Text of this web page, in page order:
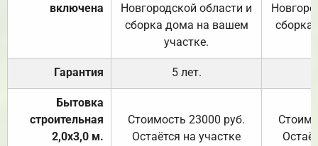
включена
Новгородской области и
сборка дома на вашем
участке.
Гарантия 5 лет.
Бытовка
строительная
2,0х3,0 м.
Стоимость 23000 руб.
Остаётся на участке